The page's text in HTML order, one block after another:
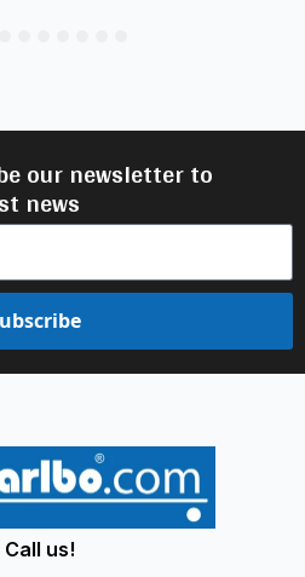
our newsletter to
news
us!